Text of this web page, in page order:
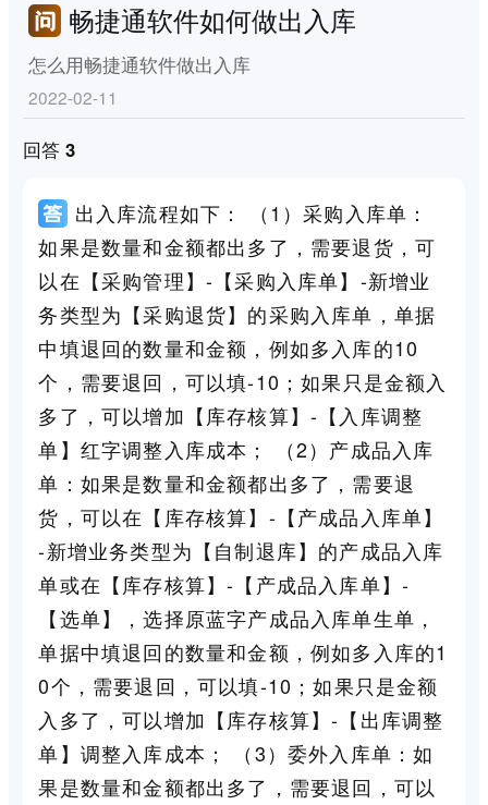
畅捷通软件如何做出入库
怎么用畅捷通软件做出入库
2022-02-11
回答 3
出入库流程如下： （1）采购入库单：
如果是数量和金额都出多了，需要退货，可
以在【采购管理】-【采购入库单】-新增业
务类型为【采购退货】的采购入库单，单据
中填退回的数量和金额，例如多入库的10
个，需要退回，可以填-10；如果只是金额入
多了，可以增加【库存核算】-【入库调整
单】红字调整入库成本； （2）产成品入库
单：如果是数量和金额都出多了，需要退
货，可以在【库存核算】-【产成品入库单】
-新增业务类型为【自制退库】的产成品入库
单或在【库存核算】-【产成品入库单】-
【选单】，选择原蓝字产成品入库单生单，
单据中填退回的数量和金额，例如多入库的1
0个，需要退回，可以填-10；如果只是金额
入多了，可以增加【库存核算】-【出库调整
单】调整入库成本； （3）委外入库单：如
果是数量和金额都出多了，需要退回，可以